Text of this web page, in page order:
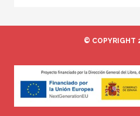
© COPYRIGHT